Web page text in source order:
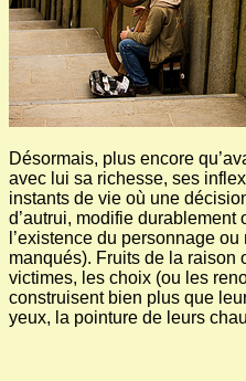
Désormais, plus encore
avec lui sa richesse, ses
instants de vie où une
d’autrui, modifie
l’existence du personnage
manqués). Fruits de la raison
victimes, les choix (ou les
construisent bien plus que
yeux, la pointure de leurs